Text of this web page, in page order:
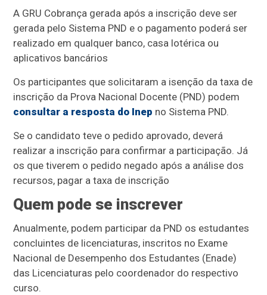
A GRU Cobrança gerada após a inscrição deve ser
gerada pelo Sistema PND e o pagamento poderá ser
realizado em qualquer banco, casa lotérica ou
aplicativos bancários
Os participantes que solicitaram a isenção da taxa de
inscrição da Prova Nacional Docente (PND) podem
consultar a resposta do Inep no Sistema PND.
Se o candidato teve o pedido aprovado, deverá
realizar a inscrição para confirmar a participação. Já
os que tiverem o pedido negado após a análise dos
recursos, pagar a taxa de inscrição
Quem pode se inscrever
Anualmente, podem participar da PND os estudantes
concluintes de licenciaturas, inscritos no Exame
Nacional de Desempenho dos Estudantes (Enade)
das Licenciaturas pelo coordenador do respectivo
curso.